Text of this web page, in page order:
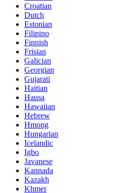
Croatian
Dutch
Estonian
Filipino
Finnish
Frisian
Galician
Georgian
Gujarati
Haitian
Hausa
Hawaiian
Hebrew
Hmong
Hungarian
Icelandic
Igbo
Javanese
Kannada
Kazakh
Khmer